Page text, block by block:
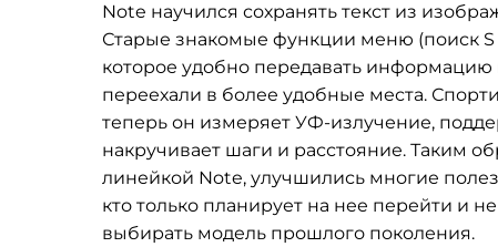
Note научился сохранять текст из
Старые знакомые функции меню (поиск
которое удобно передавать
переехали в более удобные места.
теперь он измеряет УФ-излучение,
накручивает шаги и расстояние. Таким
линейкой Note, улучшились многие
кто только планирует на нее перейти и
выбирать модель прошлого поколения.